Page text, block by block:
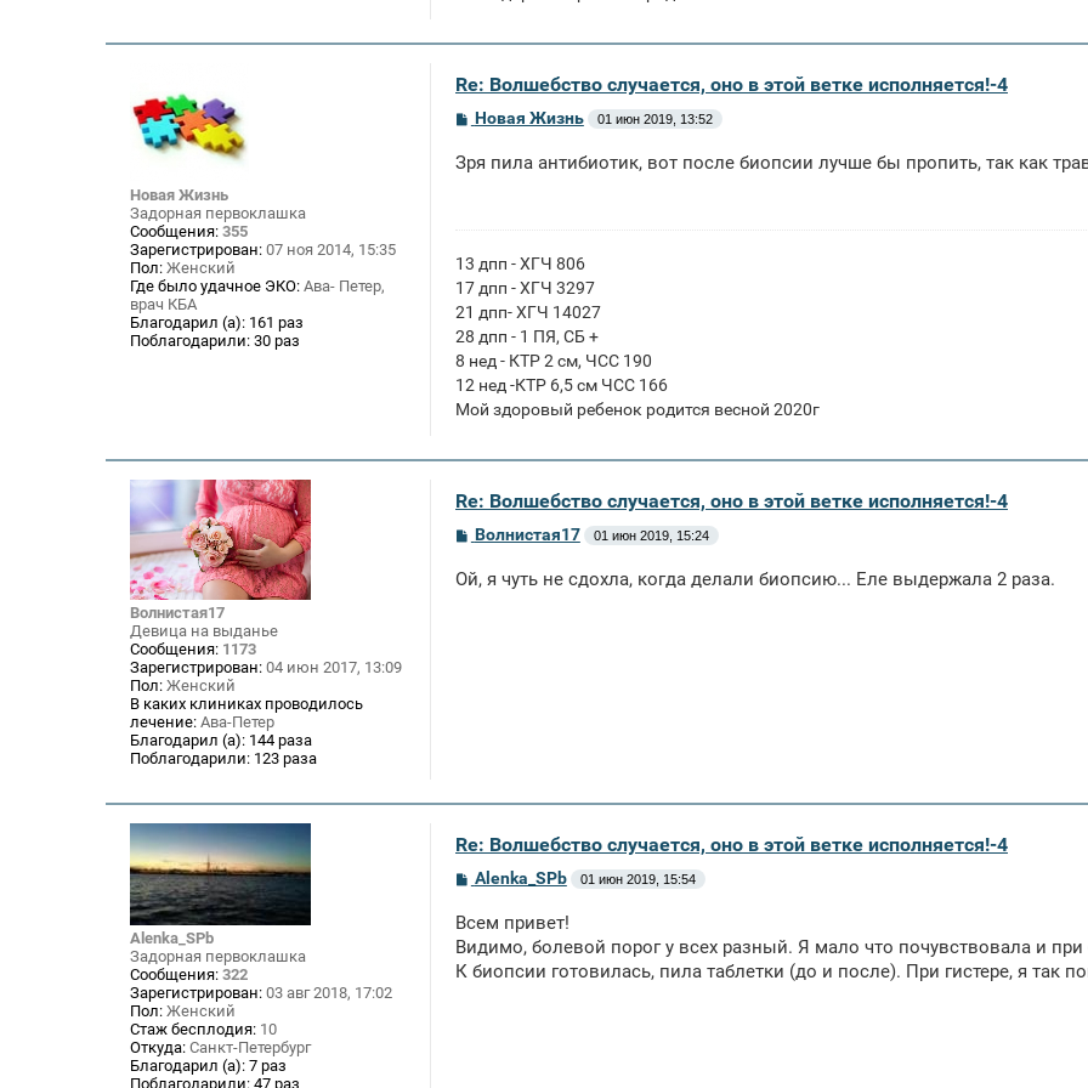
Новая Жизнь
Задорная первоклашка
Сообщения: 355
Зарегистрирован: 07 ноя 2014, 15:35
Пол: Женский
Где было удачное ЭКО: Ава- Петер,
врач КБА
Благодарил (а): 161 раз
Поблагодарили: 30 раз
Re: Волшебство случается, оно в этой ветке исполняется!-4
С
б
Новая Жизнь 01 июн 2019, 13:52
Зря пила антибиотик, вот после биопсии лучше бы пропить, так как
13 дпп - ХГЧ 806
17 дпп - ХГЧ 3297
21 дпп- ХГЧ 14027
28 дпп - 1 ПЯ, СБ +
8 нед - КТР 2 см, ЧСС 190
12 нед -КТР 6,5 см ЧСС 166
Мой здоровый ребенок родится весной 2020г
Волнистая17
Девица на выданье
Сообщения: 1173
Зарегистрирован: 04 июн 2017, 13:09
Пол: Женский
В каких клиниках проводилось
лечение: Ава-Петер
Благодарил (а): 144 раза
Поблагодарили: 123 раза
Re: Волшебство случается, оно в этой ветке исполняется!-4
С
б
Волнистая17 01 июн 2019, 15:24
Ой, я чуть не сдохла, когда делали биопсию... Еле выдержала 2 раза.
Alenka_SPb
Задорная первоклашка
Сообщения: 322
Зарегистрирован: 03 авг 2018, 17:02
Пол: Женский
Стаж бесплодия: 10
Откуда: Санкт-Петербург
Благодарил (а): 7 раз
Поблагодарили: 47 раз
Re: Волшебство случается, оно в этой ветке исполняется!-4
С
б
щ
н
Alenka_SPb 01 июн 2019, 15:54
Всем привет!
Видимо, болевой порог у всех разный. Я мало что почувствовала и
К биопсии готовилась, пила таблетки (до и после). При гистере, я так